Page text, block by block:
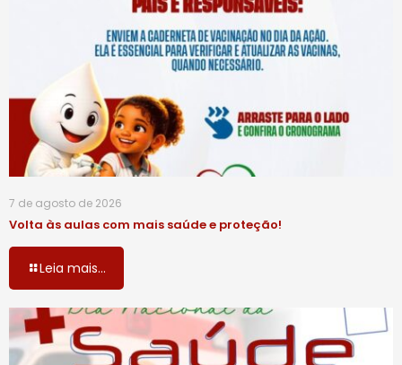
7 de agosto de 2026
Volta às aulas com mais saúde e proteção!
Leia mais...